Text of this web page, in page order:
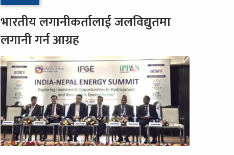
भारतीय लगानीकर्तालाई जलविद्युतमा
लगानी गर्न आग्रह